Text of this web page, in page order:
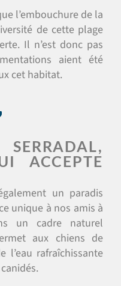
l’embouchure de la
de cette plage
Il n’est donc pas
aient été
cet habitat.
ACCEPTE
un paradis
unique à nos amis à
un cadre naturel
aux chiens de
rafraîchissante